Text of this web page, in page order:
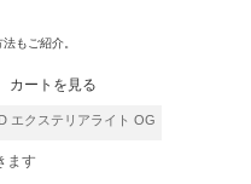
もご紹介。
カートを見る
ステリアライト OG254589 | 商品紹介
ます